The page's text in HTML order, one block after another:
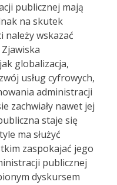
publicznej mają
na skutek
należy wskazać
globalizacja,
usług cyfrowych,
administracji
zachwiały nawet jej
staje się
ma służyć
zaspokajać jego
publicznej
dyskursem